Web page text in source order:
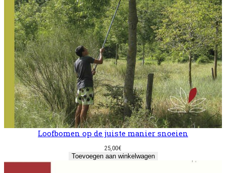
Loofbomen op de juiste manier snoeien
25,00€
Toevoegen aan winkelwagen